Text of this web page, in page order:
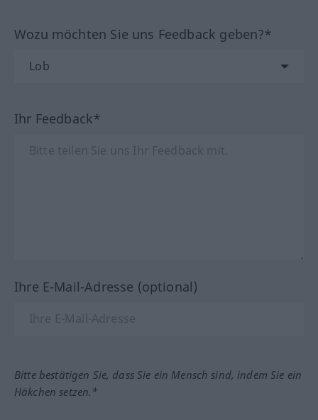
Wozu möchten Sie uns Feedback geben?*
Ihr Feedback*
Ihre E-Mail-Adresse (optional)
Bitte bestätigen Sie, dass Sie ein Mensch sind, indem Sie ein
Häkchen setzen.*